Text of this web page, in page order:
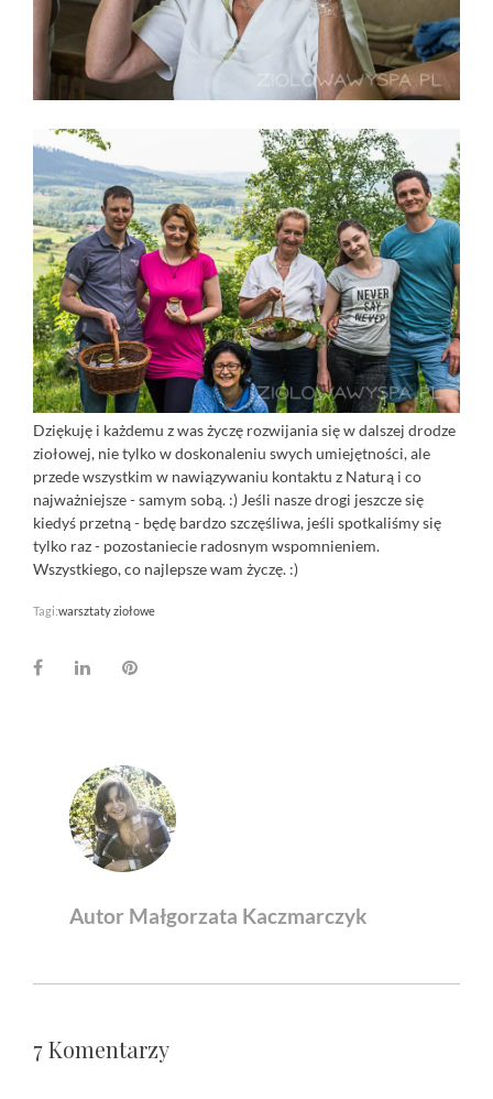
Dziękuję i każdemu z was życzę rozwijania się w dalszej drodze
ziołowej, nie tylko w doskonaleniu swych umiejętności, ale
przede wszystkim w nawiązywaniu kontaktu z Naturą i co
najważniejsze - samym sobą. :) Jeśli nasze drogi jeszcze się
kiedyś przetną - będę bardzo szczęśliwa, jeśli spotkaliśmy się
tylko raz - pozostaniecie radosnym wspomnieniem.
Wszystkiego, co najlepsze wam życzę. :)
Tagi:warsztaty ziołowe
FacebookLinkedInPinterest
Autor Małgorzata Kaczmarczyk
7 Komentarzy